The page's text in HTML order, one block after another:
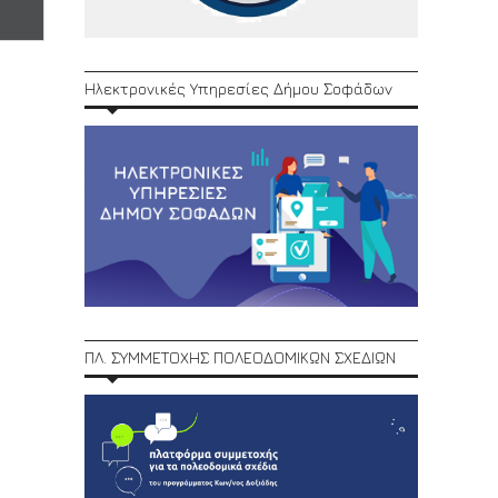
Ηλεκτρονικές Υπηρεσίες Δήμου Σοφάδων
ΠΛ. ΣΥΜΜΕΤΟΧΗΣ ΠΟΛΕΟΔΟΜΙΚΩΝ ΣΧΕΔΙΩΝ